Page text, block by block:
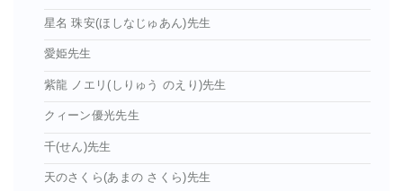
星名 珠安(ほしなじゅあん)先生
愛姫先生
紫龍 ノエリ(しりゅう のえり)先生
クィーン優光先生
千(せん)先生
天のさくら(あまの さくら)先生